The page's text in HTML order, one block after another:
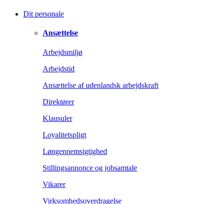
Dit personale
Ansættelse
Arbejdsmiljø
Arbejdstid
Ansættelse af udenlandsk arbejdskraft
Direktører
Klausuler
Loyalitetspligt
Løngennemsigtighed
Stillingsannonce og jobsamtale
Vikarer
Virksomhedsoverdragelse